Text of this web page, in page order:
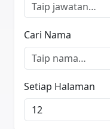
Cari Nama
Setiap Halaman